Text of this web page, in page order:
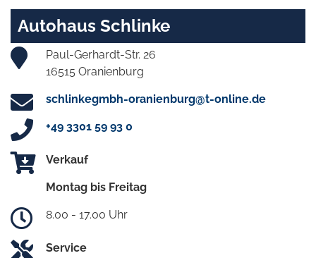
Autohaus Schlinke
Paul-Gerhardt-Str. 26
16515 Oranienburg
schlinkegmbh-oranienburg@t-online.de
+49 3301 59 93 0
Verkauf
Montag bis Freitag
8.00 - 17.00 Uhr
Service